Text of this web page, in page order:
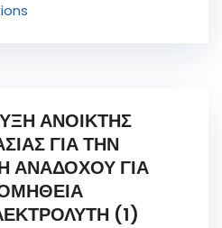
ΑΝΟΙΚΤΗΣ
ΓΙΑ ΤΗΝ
ΑΝΑΔΟΧΟΥ ΓΙΑ
(1)